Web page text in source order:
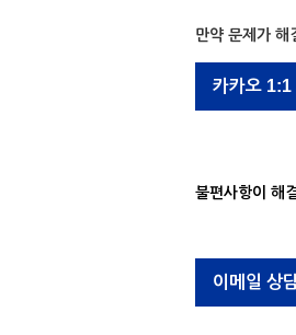
만약 문제가 해
카카오 1:1
불편사항이 해
이메일 상